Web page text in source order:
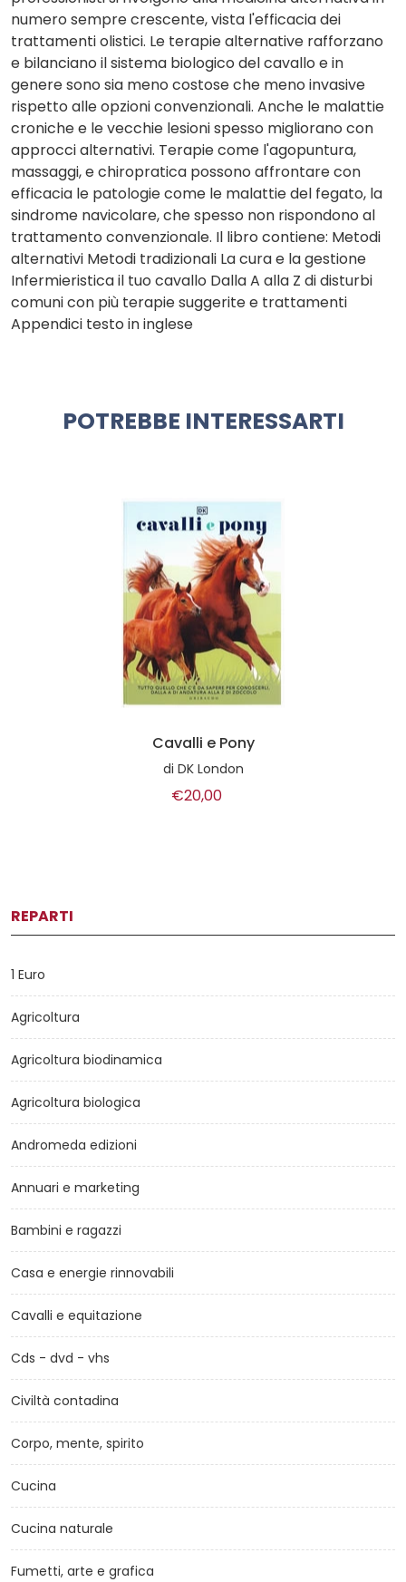
numero sempre crescente, vista l'efficacia dei
trattamenti olistici. Le terapie alternative rafforzano
e bilanciano il sistema biologico del cavallo e in
genere sono sia meno costose che meno invasive
rispetto alle opzioni convenzionali. Anche le malattie
croniche e le vecchie lesioni spesso migliorano con
approcci alternativi. Terapie come l'agopuntura,
massaggi, e chiropratica possono affrontare con
efficacia le patologie come le malattie del fegato, la
sindrome navicolare, che spesso non rispondono al
trattamento convenzionale. Il libro contiene: Metodi
alternativi Metodi tradizionali La cura e la gestione
Infermieristica il tuo cavallo Dalla A alla Z di disturbi
comuni con più terapie suggerite e trattamenti
Appendici testo in inglese
POTREBBE INTERESSARTI
Cavalli e Pony
di DK London
€20,00
REPARTI
1 Euro
Agricoltura
Agricoltura biodinamica
Agricoltura biologica
Andromeda edizioni
Annuari e marketing
Bambini e ragazzi
Casa e energie rinnovabili
Cavalli e equitazione
Cds - dvd - vhs
Civiltà contadina
Corpo, mente, spirito
Cucina
Cucina naturale
Fumetti, arte e grafica